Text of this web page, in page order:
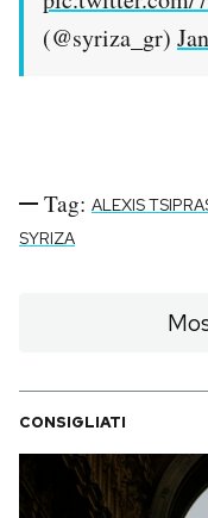
(@syriza_gr)
Tag: ALEXIS
SYRIZA
CONSIGLIATI